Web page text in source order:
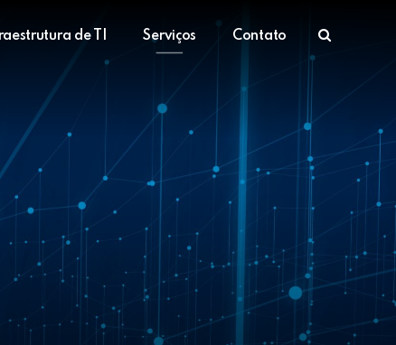
de TI Serviços Contato